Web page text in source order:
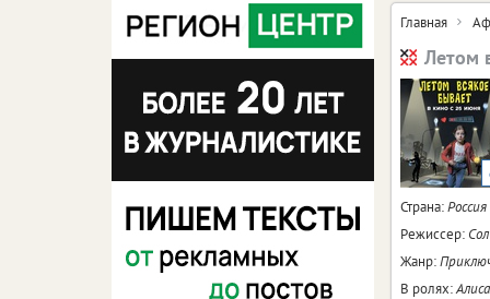
Главная
Летом
Страна:Россия
Режиссер:
Жанр:
В ролях: